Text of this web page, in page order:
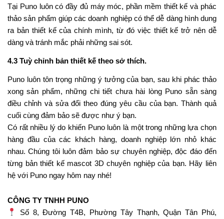
Tại Puno luôn có đầy đủ máy móc, phần mềm thiết kế và phác
thảo sản phẩm giúp các doanh nghiệp có thể dễ dàng hình dung
ra bản thiết kế của chính mình, từ đó việc thiết kế trở nên dễ
dàng và tránh mắc phải những sai sót.
4.3 Tuỳ chỉnh bản thiết kế theo sở thích.
Puno luôn tôn trọng những ý tưởng của bạn, sau khi phác thảo
xong sản phẩm, những chi tiết chưa hài lòng Puno sẵn sàng
điều chỉnh và sửa đổi theo đúng yêu cầu của bạn. Thành quả
cuối cùng đảm bảo sẽ được như ý bạn.
Có rất nhiều lý do khiến Puno luôn là một trong những lựa chọn
hàng đầu của các khách hàng, doanh nghiệp lớn nhỏ khác
nhau. Chúng tôi luôn đảm bảo sự chuyên nghiệp, độc đáo đến
từng bản thiết kế mascot 3D chuyên nghiệp của bạn. Hãy liên
hệ với Puno ngay hôm nay nhé!
CÔNG TY TNHH PUNO
Số 8, Đường T4B, Phường Tây Thạnh, Quận Tân Phú,